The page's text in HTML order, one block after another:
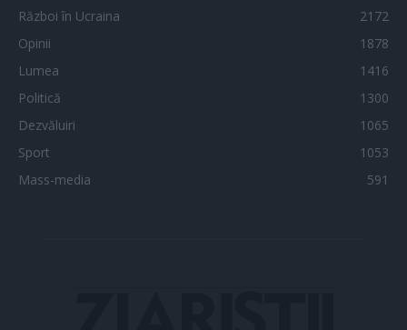
Război în Ucraina
2172
Opinii
1878
Lumea
1416
Politică
1300
Dezvăluiri
1065
Sport
1053
Mass-media
591